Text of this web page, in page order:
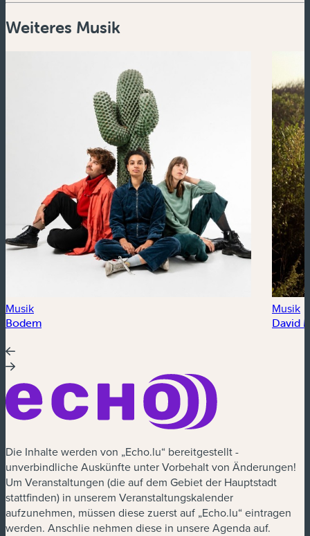
Weiteres Musik
Musik
Bodem
Musik
David
Die Inhalte werden von „Echo.lu“ bereitgestellt -
unverbindliche Auskünfte unter Vorbehalt von Änderungen!
Um Veranstaltungen (die auf dem Gebiet der Hauptstadt
stattfinden) in unserem Veranstaltungskalender
aufzunehmen, müssen diese zuerst auf „Echo.lu“ eintragen
werden. Anschlie nehmen diese in unsere Agenda auf.